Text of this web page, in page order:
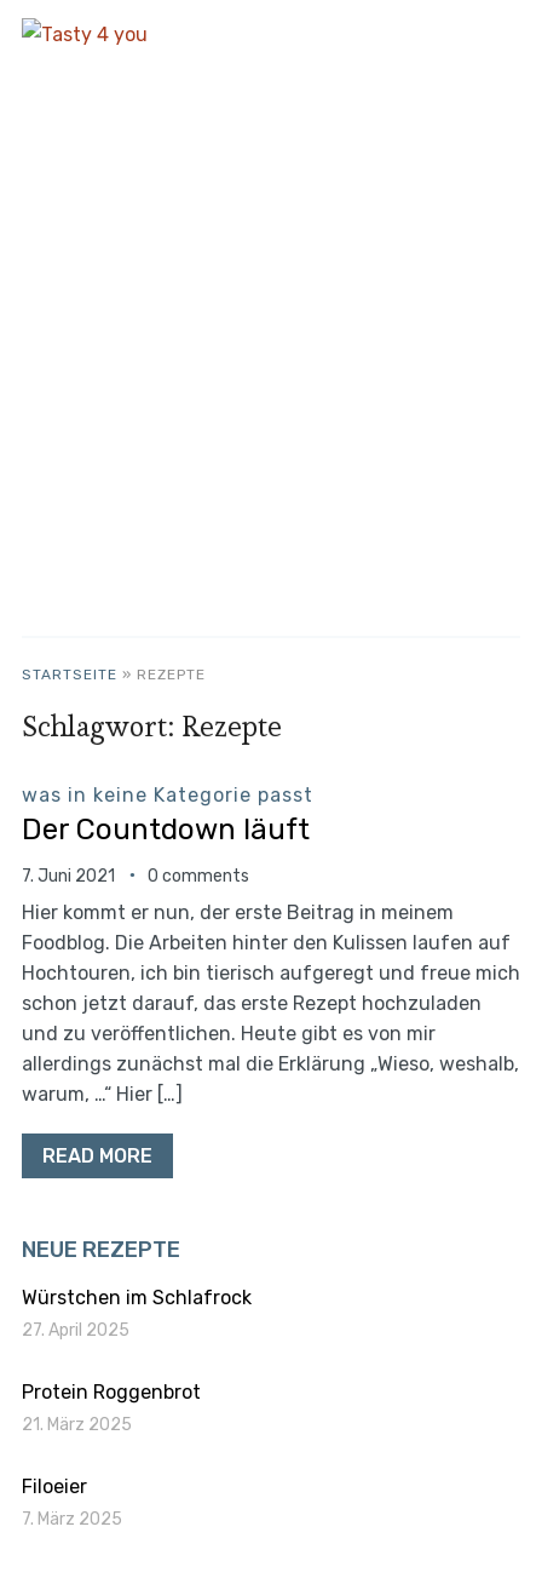
STARTSEITE » REZEPTE
Schlagwort: Rezepte
was in keine Kategorie passt
Der Countdown läuft
7. Juni 2021 0 comments
Hier kommt er nun, der erste Beitrag in meinem
Foodblog. Die Arbeiten hinter den Kulissen laufen auf
Hochtouren, ich bin tierisch aufgeregt und freue mich
schon jetzt darauf, das erste Rezept hochzuladen
und zu veröffentlichen. Heute gibt es von mir
allerdings zunächst mal die Erklärung „Wieso, weshalb,
warum, …“ Hier […]
READ MORE
NEUE REZEPTE
Würstchen im Schlafrock
27. April 2025
Protein Roggenbrot
21. März 2025
Filoeier
7. März 2025